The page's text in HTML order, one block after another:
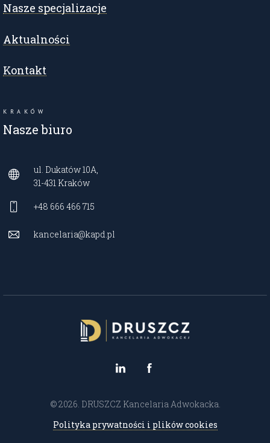
Nasze specjalizacje
Aktualności
Kontakt
KRAKÓW
Nasze biuro
ul. Dukatów 10A,
31-431 Kraków
+48 666 466 715
kancelaria@kapd.pl
© 2026. DRUSZCZ Kancelaria Adwokacka.
Polityka prywatności i plików cookies